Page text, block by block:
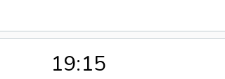
19:15